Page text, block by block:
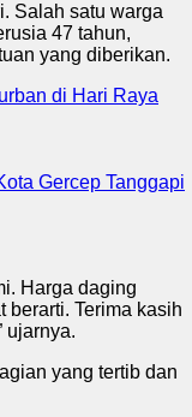
Salah satu warga
47 tahun,
yang diberikan.
di Hari Raya
Gercep Tanggapi
Harga daging
berarti. Terima kasih
ujarnya.
yang tertib dan